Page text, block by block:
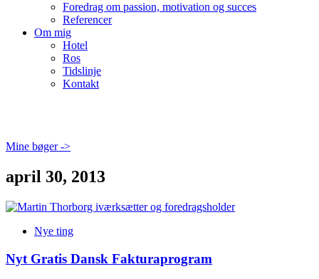
Foredrag om passion, motivation og succes
Referencer
Om mig
Hotel
Ros
Tidslinje
Kontakt
Mine bøger ->
april 30, 2013
Nye ting
Nyt Gratis Dansk Fakturaprogram